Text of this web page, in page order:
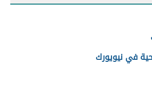
في نيويورك